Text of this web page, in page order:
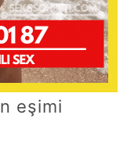
eşimi